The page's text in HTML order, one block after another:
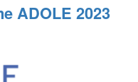
ADOLE 2023